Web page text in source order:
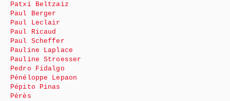
Patxi Beltzaiz
Paul Berger
Paul Leclair
Paul Ricaud
Paul Scheffer
Pauline Laplace
Pauline Stroesser
Pedro Fidalgo
Pénéloppe Lepaon
Pépito Pinas
Pérès